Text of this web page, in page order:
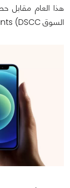
السوق Display Supply Chain Consultants (DSCC.